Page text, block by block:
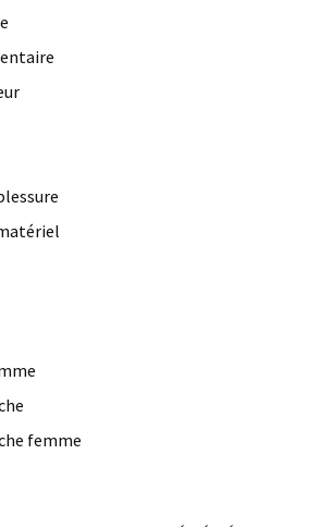
femme